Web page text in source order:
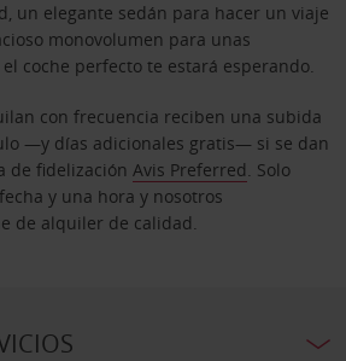
un elegante sedán para hacer un viaje
monovolumen para unas
coche perfecto te estará esperando.
con frecuencia reciben una subida
—y días adicionales gratis— si se dan
de fidelización Avis Preferred. Solo
y una hora y nosotros
de alquiler de calidad.